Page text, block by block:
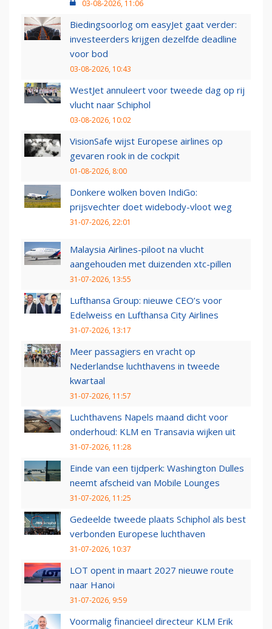
03-08-2026, 11:06
Biedingsoorlog om easyJet gaat verder:
investeerders krijgen dezelfde deadline
voor bod
03-08-2026, 10:43
WestJet annuleert voor tweede dag op rij
vlucht naar Schiphol
03-08-2026, 10:02
VisionSafe wijst Europese airlines op
gevaren rook in de cockpit
01-08-2026, 8:00
Donkere wolken boven IndiGo:
prijsvechter doet widebody-vloot weg
31-07-2026, 22:01
Malaysia Airlines-piloot na vlucht
aangehouden met duizenden xtc-pillen
31-07-2026, 13:55
Lufthansa Group: nieuwe CEO’s voor
Edelweiss en Lufthansa City Airlines
31-07-2026, 13:17
Meer passagiers en vracht op
Nederlandse luchthavens in tweede
kwartaal
31-07-2026, 11:57
Luchthavens Napels maand dicht voor
onderhoud: KLM en Transavia wijken uit
31-07-2026, 11:28
Einde van een tijdperk: Washington Dulles
neemt afscheid van Mobile Lounges
31-07-2026, 11:25
Gedeelde tweede plaats Schiphol als best
verbonden Europese luchthaven
31-07-2026, 10:37
LOT opent in maart 2027 nieuwe route
naar Hanoi
31-07-2026, 9:59
Voormalig financieel directeur KLM Erik